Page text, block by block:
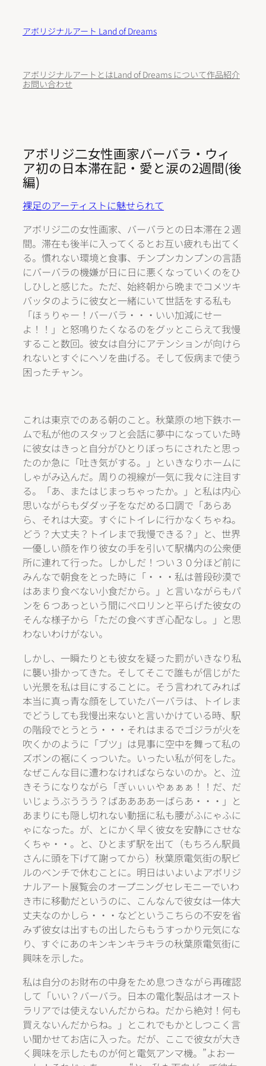
アボリジナルアート Land of Dreams
アボリジナルアートとはLand of Dreams について作品紹介
お問い合わせ
アボリジ二女性画家バーバラ・ウィ
ア初の日本滞在記・愛と涙の2週間(後
編)
裸足のアーティストに魅せられて
アボリジ二の女性画家、バーバラとの日本滞在２週
間。滞在も後半に入ってくるとお互い疲れも出てく
る。慣れない環境と食事、チンプンカンプンの言語
にバーバラの機嫌が日に日に悪くなっていくのをひ
しひしと感じた。ただ、始終朝から晩までコメツキ
バッタのように彼女と一緒にいて世話をする私も
「ほぅりゃー！バーバラ・・・いい加減にせー
よ！！」と怒鳴りたくなるのをグッとこらえて我慢
すること数回。彼女は自分にアテンションが向けら
れないとすぐにヘソを曲げる。そして仮病まで使う
困ったチャン。
これは東京でのある朝のこと。秋葉原の地下鉄ホー
ムで私が他のスタッフと会話に夢中になっていた時
に彼女はきっと自分がひとりぼっちにされたと思っ
たのか急に「吐き気がする。」といきなりホームに
しゃがみ込んだ。周りの視線が一気に我々に注目す
る。「あ、またはじまっちゃったか。」と私は内心
思いながらもダダッ子をなだめる口調で「あらあ
ら、それは大変。すぐにトイレに行かなくちゃね。
どう？大丈夫？トイレまで我慢できる？」と、世界
一優しい顔を作り彼女の手を引いて駅構内の公衆便
所に連れて行った。しかしだ！つい３０分ほど前に
みんなで朝食をとった時に「・・・私は普段砂漠で
はあまり食べない小食だから。」と言いながらもパ
ンを６つあっという間にぺロリンと平らげた彼女の
そんな様子から「ただの食べすぎ心配なし。」と思
わないわけがない。
しかし、一瞬たりとも彼女を疑った罰がいきなり私
に襲い掛かってきた。そしてそこで誰もが信じがた
い光景を私は目にすることに。そう言われてみれば
本当に真っ青な顔をしていたバーバラは、トイレま
でどうしても我慢出来ないと言いかけている時、駅
の階段でとうとう・・・それはまるでゴジラが火を
吹くかのように「ブツ」は見事に空中を舞って私の
ズボンの裾にくっついた。いったい私が何をした。
なぜこんな目に遭わなければならないのか。と、泣
きそうになりながら「ぎぃぃぃやぁぁぁ！！だ、だ
いじょうぶううう？ばああああーばらあ・・・」と
あまりにも隠し切れない動揺に私も腰がふにゃふに
ゃになった。が、とにかく早く彼女を安静にさせな
くちゃ・・。と、ひとまず駅を出て（もちろん駅員
さんに頭を下げて謝ってから）秋葉原電気街の駅ビ
ルのベンチで休むことに。明日はいよいよアボリジ
ナルアート展覧会のオープニングセレモニーでいわ
き市に移動だというのに、こんなんで彼女は一体大
丈夫なのかしら・・・などというこちらの不安を省
みず彼女は出すもの出したらもうすっかり元気にな
り、すぐにあのキンキンキラキラの秋葉原電気街に
興味を示した。
私は自分のお財布の中身をため息つきながら再確認
して「いい？バーバラ。日本の電化製品はオースト
ラリアでは使えないんだからね。だから絶対！何も
買えないんだからね。」とこれでもかとしつこく言
い聞かせてお店に入った。だが、ここで彼女が大き
く興味を示したものが何と電気アンマ機。”よおー